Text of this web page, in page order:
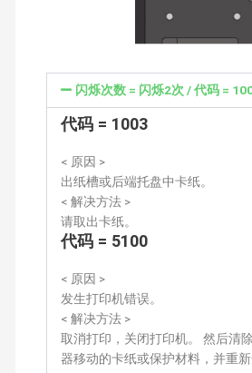
闪烁次数 = 闪烁2次 / 代码 =
代码 = 1003
< 原因 >
出纸槽或后端托盘中卡纸。
< 解决方法 >
请取出卡纸。
代码 = 5100
< 原因 >
发生打印机错误。
< 解决方法 >
取消打印，关闭打印机。 然后清
器移动的卡纸或保护材料，并重新